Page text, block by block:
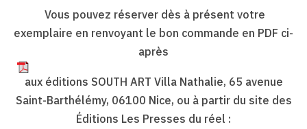
Vous pouvez réserver dès à présent votre
exemplaire en renvoyant le bon commande en PDF ci-
après
aux éditions SOUTH ART Villa Nathalie, 65 avenue
Saint-Barthélémy, 06100 Nice, ou à partir du site des
Éditions Les Presses du réel :